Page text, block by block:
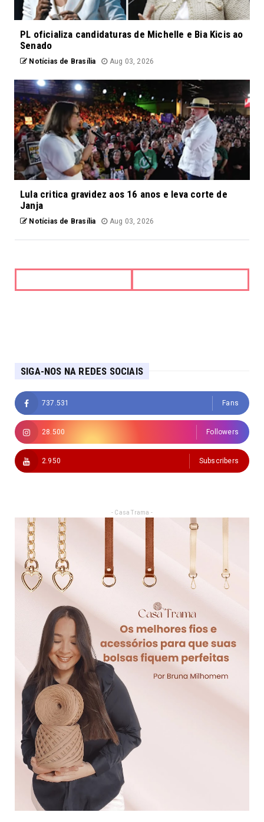
PL oficializa candidaturas de Michelle e Bia Kicis ao
Senado
Notícias de Brasília Aug 03, 2026
Lula critica gravidez aos 16 anos e leva corte de
Janja
Notícias de Brasília Aug 03, 2026
SIGA-NOS NA REDES SOCIAIS
737.531 Fans
28.500 Followers
2.950 Subscribers
- Casa Trama -